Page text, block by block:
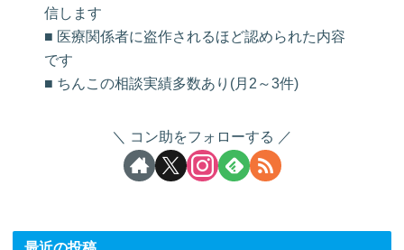
信します
■ 医療関係者に盗作されるほど認められた内容
です
■ ちんこの相談実績多数あり(月2～3件)
コン助をフォローする